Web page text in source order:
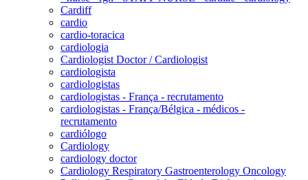
Cardiff
cardio
cardio-toracica
cardiologia
Cardiologist Doctor / Cardiologist
cardiologista
cardiologistas
cardiologistas - França - recrutamento
cardiologistas - França/Bélgica - médicos -
recrutamento
cardiólogo
Cardiology
cardiology doctor
Cardiology Respiratory Gastroenterology Oncology